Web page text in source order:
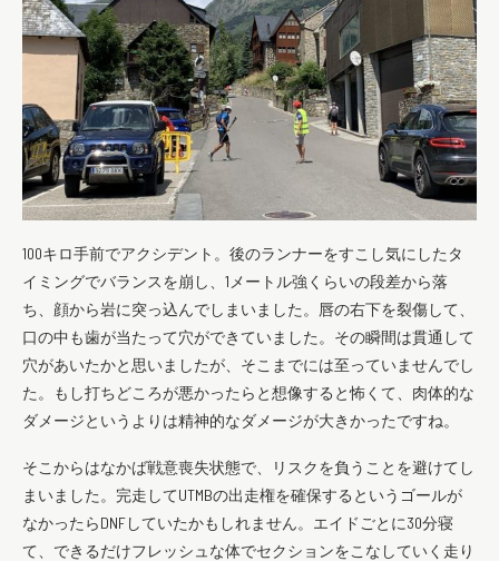
100キロ手前でアクシデント。 後のランナーをすこし気にしたタ
イミングでバランスを崩し、1メートル強くらいの段差から落
ち、顔から岩に突っ込んでしまいました。唇の右下を裂傷して、
口の中も歯が当たって穴ができていました。 その瞬間は貫通して
穴があいたかと思いましたが、 そこまでには至っていませんでし
た。
もし打ちどころが悪かったらと想像すると怖くて、 肉体的な
ダメージというよりは精神的なダメージが大きかったですね。
そこからはなかば戦意喪失状態で、
リスクを負うことを避けてし
まいました。 完走してUTMBの出走権を確保するというゴールが
なかったらDNFしていたかもしれません。エイドごとに30分寝
て、 できるだけフレッシュな体でセクションをこなしていく走り